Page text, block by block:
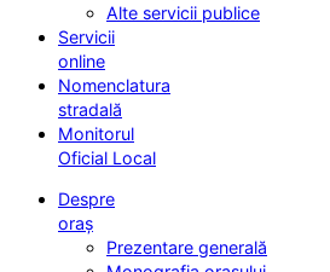
Alte servicii publice
Servicii
online
Nomenclatura
stradală
Monitorul
Oficial Local
Despre
oraș
Prezentare generală